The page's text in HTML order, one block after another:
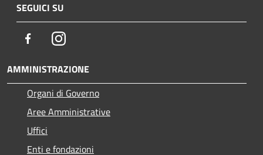
SEGUICI SU
FacebookInstagram
AMMINISTRAZIONE
Organi di Governo
Aree Amministrative
Uffici
Enti e fondazioni